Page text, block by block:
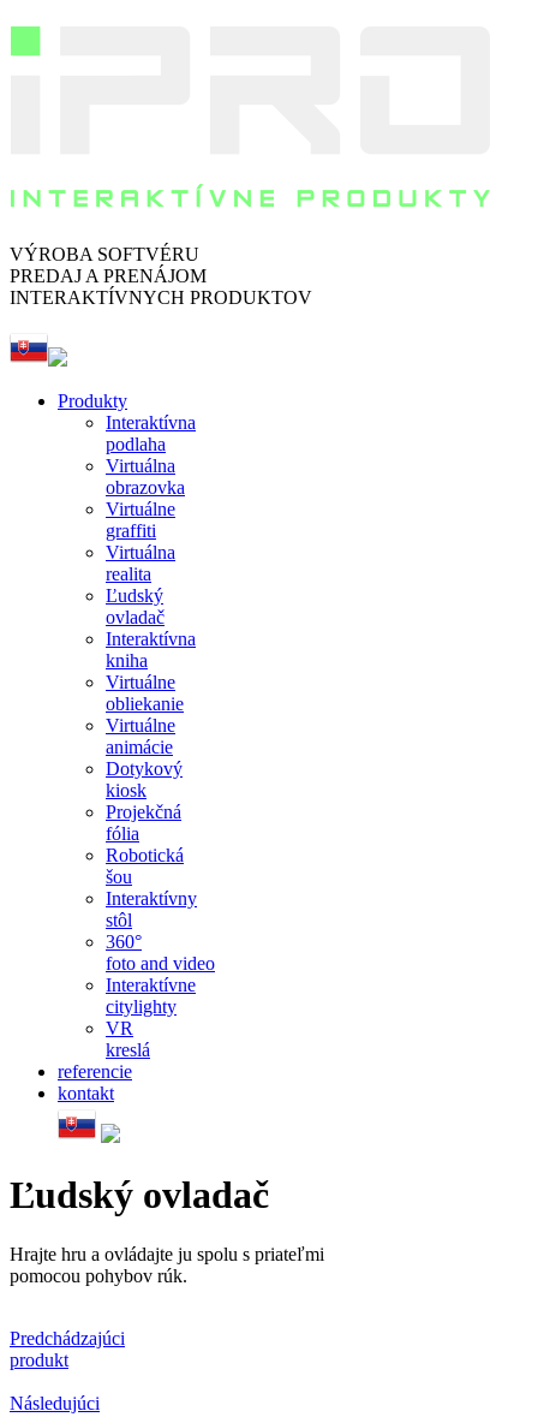
VÝROBA SOFTVÉRU
PREDAJ A PRENÁJOM
INTERAKTÍVNYCH PRODUKTOV
Produkty
Interaktívna
podlaha
Virtuálna
obrazovka
Virtuálne
graffiti
Virtuálna
realita
Ľudský
ovladač
Interaktívna
kniha
Virtuálne
obliekanie
Virtuálne
animácie
Dotykový
kiosk
Projekčná
fólia
Robotická
šou
Interaktívny
stôl
360°
foto and video
Interaktívne
citylighty
VR
kreslá
referencie
kontakt
Ľudský ovladač
Hrajte hru a ovládajte ju spolu s priateľmi
pomocou pohybov rúk.
Predchádzajúci
produkt
Následujúci